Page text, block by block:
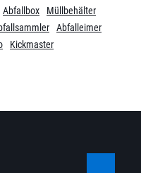
Abfallbox
Müllbehälter
Abfalleimer
Kickmaster